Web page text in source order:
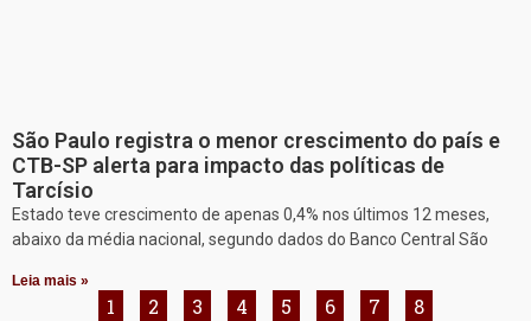
São Paulo registra o menor crescimento do país e
CTB-SP alerta para impacto das políticas de
Tarcísio
Estado teve crescimento de apenas 0,4% nos últimos 12 meses,
abaixo da média nacional, segundo dados do Banco Central São
Leia mais »
1 2 3 4 5 6 7 8